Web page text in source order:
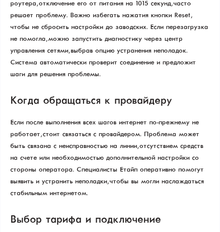
роутера, отключение его от питания на 10–15 секунд, часто
решает проблему. Важно избегать нажатия кнопки Reset,
чтобы не сбросить настройки до заводских. Если перезагрузка
не помогла, можно запустить диагностику через центр
управления сетями, выбрав опцию устранения неполадок.
Система автоматически проверит соединение и предложит
шаги для решения проблемы.
Когда обращаться к провайдеру
Если после выполнения всех шагов интернет по-прежнему не
работает, стоит связаться с провайдером. Проблема может
быть связана с неисправностью на линии, отсутствием средств
на счете или необходимостью дополнительной настройки со
стороны оператора. Специалисты Етайп оперативно помогут
выявить и устранить неполадки, чтобы вы могли наслаждаться
стабильным интернетом.
Выбор тарифа и подключение